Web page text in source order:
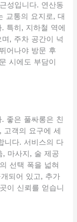
성입니다. 연산동
교통의 요지로, 대
특히, 지하철 역에
, 주차 공간이 넉
어나야 방문 후
시에도 부담이
좋은 풀싸롱은 친
고객의 요구에 세
니다. 서비스의 다
, 마사지, 술 제공
선택 폭을 넓혀
되어 있고, 추가
이 신뢰를 얻습니